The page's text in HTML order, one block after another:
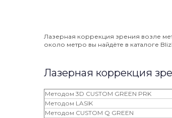
Лазерная коррекция зрения возле
около метро вы найдёте в каталоге
Лазерная коррекция
Методом 3D CUSTOM GREEN PRK
Методом LASIK
Методом CUSTOM Q GREEN